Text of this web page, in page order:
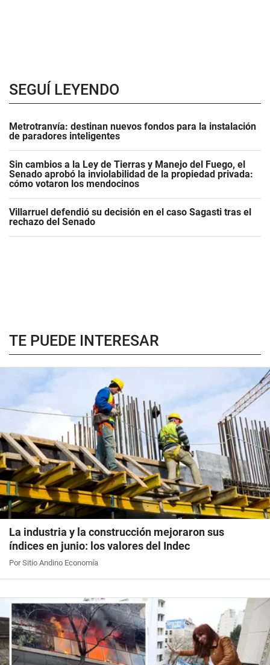
SEGUÍ LEYENDO
Metrotranvía: destinan nuevos fondos para la instalación
de paradores inteligentes
Sin cambios a la Ley de Tierras y Manejo del Fuego, el
Senado aprobó la inviolabilidad de la propiedad privada:
cómo votaron los mendocinos
Villarruel defendió su decisión en el caso Sagasti tras el
rechazo del Senado
TE PUEDE INTERESAR
La industria y la construcción mejoraron sus
índices en junio: los valores del Indec
Por Sitio Andino Economía